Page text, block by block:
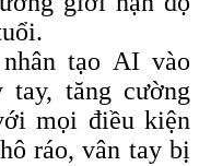
tạo AI vào
tay, tăng cường
mọi điều kiện
ráo, vân tay bị